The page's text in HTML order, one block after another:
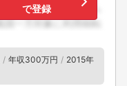
で登録
年収300万円
2015年